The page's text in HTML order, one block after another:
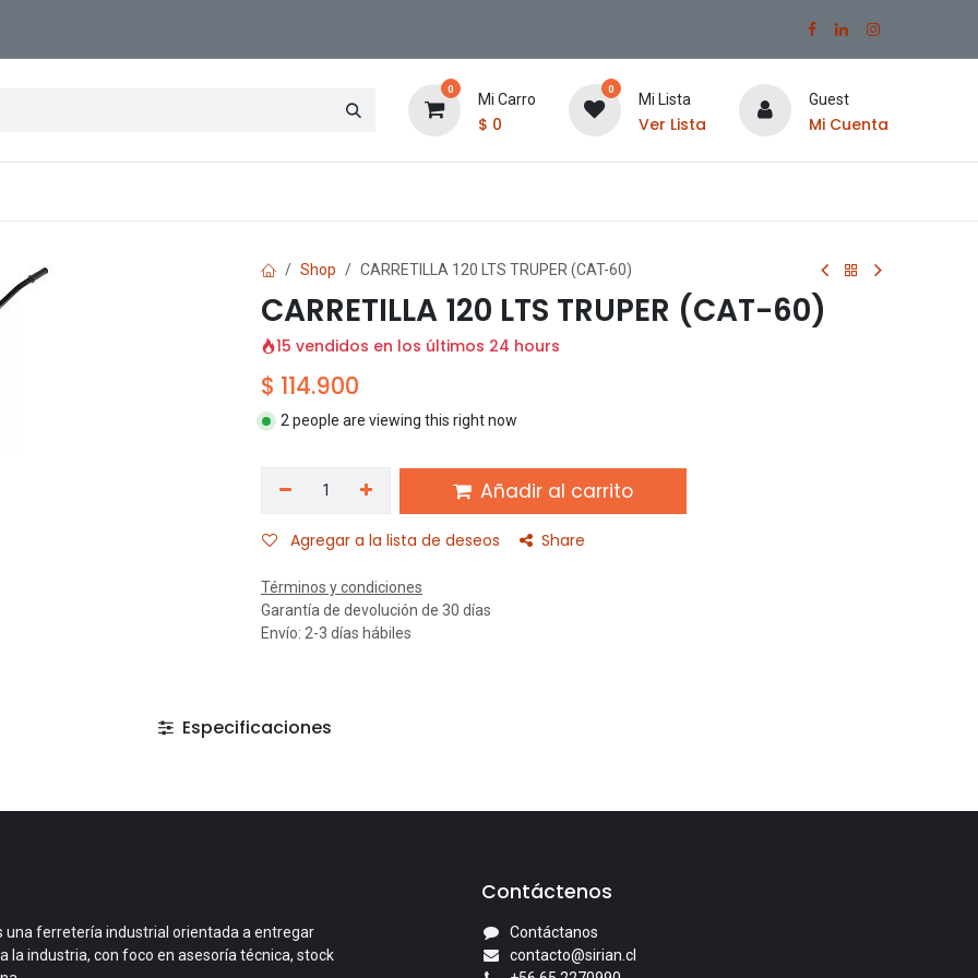
0
Mi Carro
$ 0
0
Mi Lista
Ver Lista
Guest
Mi Cuenta
Shop CARRETILLA 120 LTS TRUPER (CAT-60)
CARRETILLA 120 LTS TRUPER (CAT-60)
15 vendidos en los últimos 24 hours
$ 114.900
2 people are viewing this right now
Añadir al carrito
Agregar a la lista de deseos Share
Términos y condiciones
Garantía de devolución de 30 días
Envío: 2-3 días hábiles
Especificaciones
una ferretería industrial orientada a entregar
la industria, con foco en asesoría técnica, stock
Contáctenos
Contáctanos
contacto@sirian.cl